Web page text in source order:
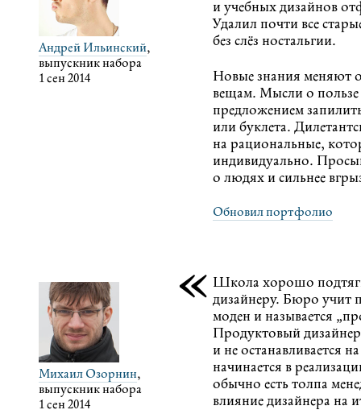
Андрей Ильинский,
выпускник набора
1 сен 2014
и учебных дизайнов
Удалил почти все
без слёз ностальгии.
Новые знания меняют
вещам. Мысли о
предложением
или буклета.
на рациональные,
индивидуально.
о людях и сильнее
Обновил портфолио
Михаил Озорнин,
выпускник набора
1 сен 2014
« Школа хорошо
дизайнеру. Бюро учит
моден и называется
Продуктовый
и не останавливается
начинается в
обычно есть толпа
влияние дизайнера на